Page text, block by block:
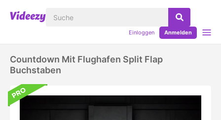
Einloggen Anmelden
Countdown Mit Flughafen Split Flap
Buchstaben